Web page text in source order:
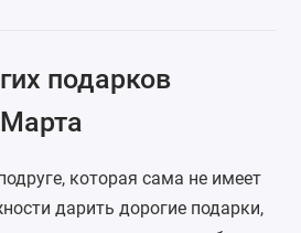
подарков
которая сама не имеет
дарить дорогие подарки,